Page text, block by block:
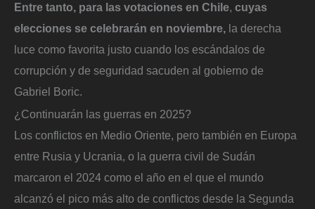
Entre tanto, para las votaciones en Chile, cuyas
elecciones se celebrarán en noviembre, la derecha
luce como favorita justo cuando los escándalos de
corrupción y de seguridad sacuden al gobierno de
Gabriel Boric.
¿Continuarán las guerras en 2025?
Los conflictos en Medio Oriente, pero también en Europa
entre Rusia y Ucrania, o la guerra civil de Sudán
marcaron el 2024 como el año en el que el mundo
alcanzó el pico más alto de conflictos desde la Segunda